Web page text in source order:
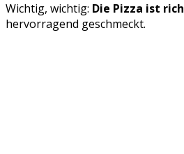
Wichtig, wichtig: Die Pizza ist
hervorragend geschmeckt.